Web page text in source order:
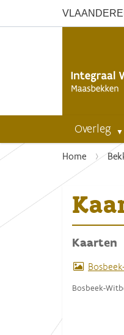
Overleg
U
e
Home
Kaarten
Bosbeek-